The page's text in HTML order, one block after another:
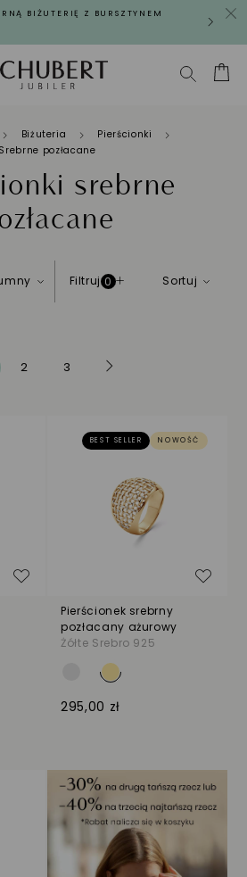
BIŻUTERIĘ Z BURSZTYNEM
Biżuteria
Pierścionki
Srebrne pozłacane
srebrne
Filtruj 0 Sortuj
Strona
czytasz stronę
Strona
2 Strona
3 Strona
Następne
Dodaj do listy życzeń
BEST SELLER NOWOŚĆ
Pierścionek srebrny
pozłacany ażurowy
Żółte Srebro 925
295,00 zł